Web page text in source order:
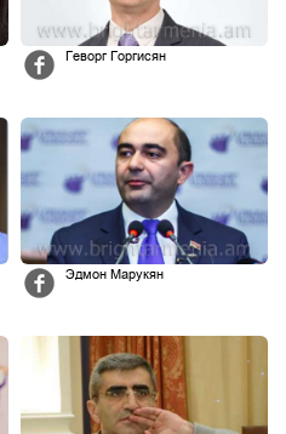
Геворг Горгисян
Эдмон Марукян